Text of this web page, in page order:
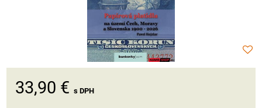
33,90 € s DPH